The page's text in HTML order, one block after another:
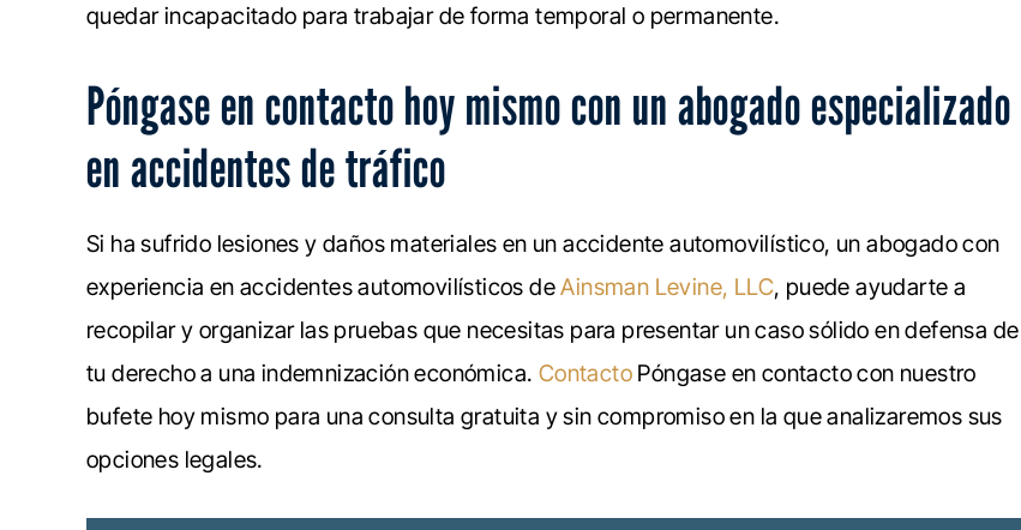
quedar incapacitado para trabajar de forma temporal o permanente.
Póngase en contacto hoy mismo con un abogado especializado
en accidentes de tráfico
Si ha sufrido lesiones y daños materiales en un accidente automovilístico, un abogado con
experiencia en accidentes automovilísticos deAinsman Levine, LLC, puede ayudarte a
recopilar y organizar las pruebas que necesitas para presentar un caso sólido en defensa de
tu derecho a una indemnización económica. Contacto Póngase en contacto con nuestro
bufete hoy mismo para una consulta gratuita y sin compromiso en la que analizaremos sus
opciones legales.